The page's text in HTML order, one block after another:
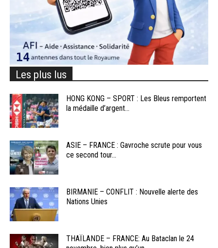
Les plus lus
HONG KONG – SPORT : Les Bleus remportent
la médaille d’argent...
ASIE – FRANCE : Gavroche scrute pour vous
ce second tour...
BIRMANIE – CONFLIT : Nouvelle alerte des
Nations Unies
THAÏLANDE – FRANCE: Au Bataclan le 24